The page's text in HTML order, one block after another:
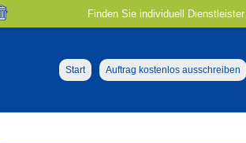
Finden Sie individuell
Start Auftrag kostenlos ausschreiben